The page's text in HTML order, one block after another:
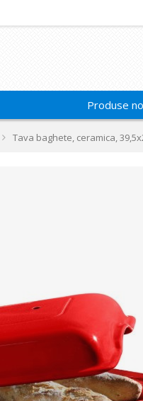
Produse
Tava baghete, ceramica,